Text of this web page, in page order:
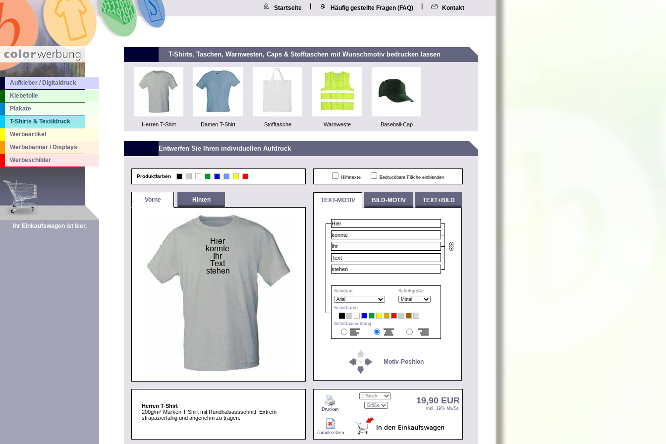
Startseite Häufig gestellte Fragen (FAQ) Kontakt
Aufkleber / Digitaldruck
Klebefolie
Plakate
T-Shirts & Textildruck
Werbeartikel
Werbebanner / Displays
Werbeschilder
Ihr Einkaufswagen ist leer.
T-Shirts, Taschen, Warnwesten, Caps & Stofftaschen mit Wunschmotiv bedrucken lassen
Herren T-Shirt Damen T-Shirt Stofftasche Warnweste Baseball-Cap
Entwerfen Sie Ihren individuellen Aufdruck
Produktfarben Hilfetexte Bedruckbare Fläche einblenden
Vorne Hinten TEXT-MOTIV BILD-MOTIV TEXT+BILD
Schriftart Schriftgröße
Schriftfarbe
Schriftausrichtung
Motiv-Position
Herren T-Shirt
200g/m² Marken T-Shirt mit Rundhalsausschnitt. Extrem
strapazierfähig und angenehm zu tragen.
19,90 EUR
inkl. 19% MwSt.